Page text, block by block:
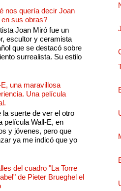
nos quería decir Joan
en sus obras?
Joan Miró fue un
escultor y ceramista
que se destacó sobre
surrealista. Su estilo
una maravillosa
Una película
la suerte de ver el otro
película Wall-E, en
y jóvenes, pero que
ya me indicó que yo
del cuadro "La Torre
de Pieter Brueghel el